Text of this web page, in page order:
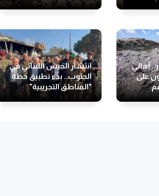
أهالي
على
انتشار الجيش اللبناني في
الجنوب.. بدء تطبيق خطة
"المناطق التجريبية"